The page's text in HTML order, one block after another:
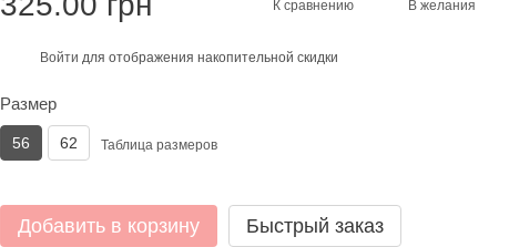
К сравнению В желания
Войти для отображения накопительной скидки
Размер
56 62 Таблица размеров
Добавить в корзину Быстрый заказ